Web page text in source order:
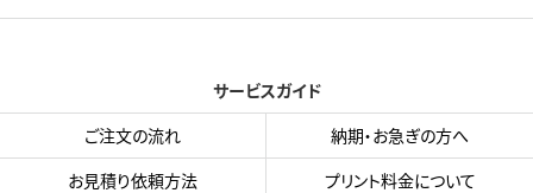
サービスガイド
ご注文の流れ
納期・お急ぎの方へ
お見積り依頼方法
プリント料金について